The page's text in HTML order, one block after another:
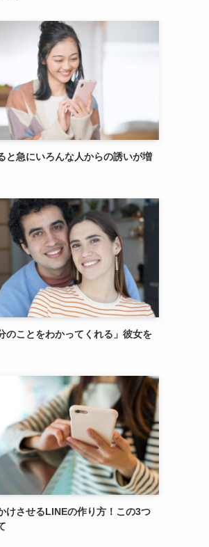
と急にいろんな人からの誘いが増
のことをわかってくれる」彼女を
けさせるLINEの作り方！この3つ